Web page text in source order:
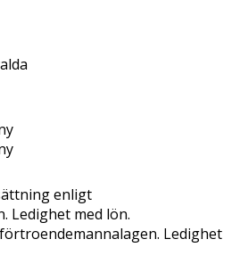
enligt
Ledighet med lön.
Ledighet